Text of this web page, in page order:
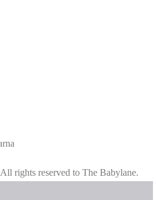
All rights reserved to The Babylane.